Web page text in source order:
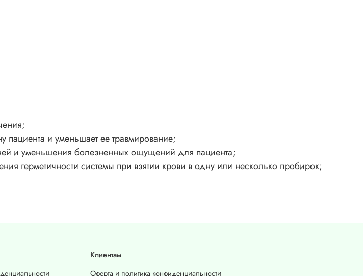
пациента и уменьшает ее травмирование;
и уменьшения болезненных ощущений для пациента;
герметичности системы при взятии крови в одну или несколько пробирок;
Клиентам
Оферта и политика конфиденциальности